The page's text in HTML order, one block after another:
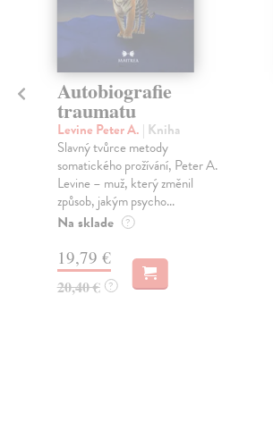
Autobiografie
traumatu
Levine Peter A. | Kniha
Slavný tvůrce metody
somatického prožívání, Peter A.
Levine – muž, který změnil
způsob, jakým psycho...
Na sklade ?
19,79 €
20,40 € ?